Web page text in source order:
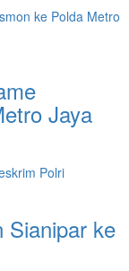
Jaya
Sianipar ke